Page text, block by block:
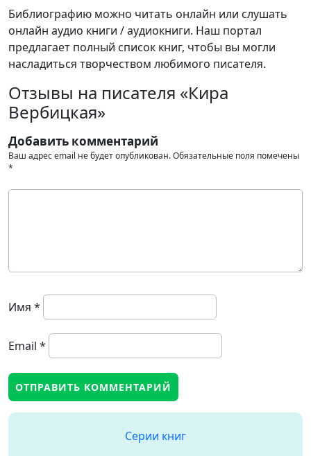
Библиографию можно читать онлайн или слушать
онлайн аудио книги / аудиокниги. Наш портал
предлагает полный список книг, чтобы вы могли
насладиться творчеством любимого писателя.
Отзывы на писателя «Кира
Вербицкая»
Добавить комментарий
Ваш адрес email не будет опубликован.Обязательные поля помечены
*
Имя *
Email *
Серии книг